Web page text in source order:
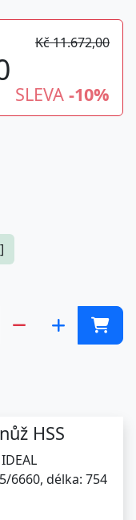
Kč 11.672,00
SLEVA -10%
HSS
6660, délka: 754